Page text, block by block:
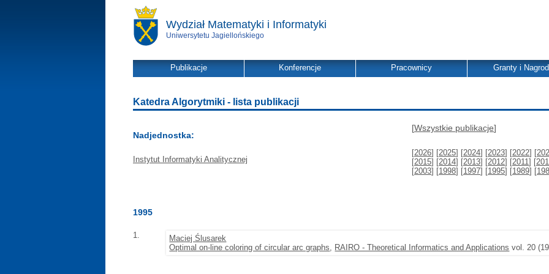
Wydział Matematyki i Informatyki
Uniwersytetu Jagiellońskiego
Publikacje Konferencje Pracownicy Granty i
Katedra Algorytmiki - lista publikacji
Nadjednostka:
Instytut Informatyki Analitycznej
[Wszystkie publikacje]
[2026] [2025] [2024] [2023] [2022] [
[2015] [2014] [2013] [2012] [2011] [
[2003] [1998] [1997] [1995] [1989] [
1995
1.
Maciej Ślusarek
Optimal on-line coloring of circular arc graphs, RAIRO - Theoretical Informatics and Applications vol. 20